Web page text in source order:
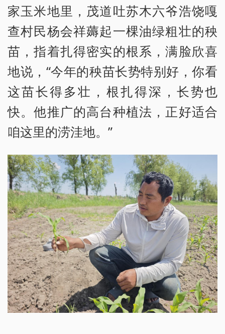
家玉米地里，茂道吐苏木六爷浩饶嘎
查村民杨会祥薅起一棵油绿粗壮的秧
苗，指着扎得密实的根系，满脸欣喜
地说，“今年的秧苗长势特别好，你看
这苗长得多壮，根扎得深，长势也
快。他推广的高台种植法，正好适合
咱这里的涝洼地。”